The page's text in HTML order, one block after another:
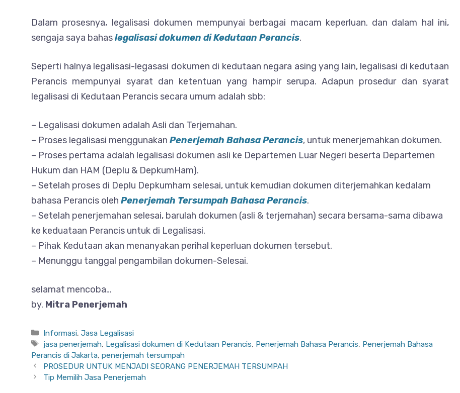
Dalam prosesnya, legalisasi dokumen mempunyai berbagai macam keperluan. dan dalam hal ini,
sengaja saya bahaslegalisasi dokumen di Kedutaan Perancis.
Seperti halnya legalisasi-legasasi dokumen di kedutaan negara asing yang lain, legalisasi di kedutaan
Perancis mempunyai syarat dan ketentuan yang hampir serupa. Adapun prosedur dan syarat
legalisasi di Kedutaan Perancis secara umum adalah sbb:
– Legalisasi dokumen adalah Asli dan Terjemahan.
– Proses legalisasi menggunakan Penerjemah Bahasa Perancis, untuk menerjemahkan dokumen.
– Proses pertama adalah legalisasi dokumen asli ke Departemen Luar Negeri beserta Departemen
Hukum dan HAM (Deplu & DepkumHam).
– Setelah proses di Deplu Depkumham selesai, untuk kemudian dokumen diterjemahkan kedalam
bahasa Perancis oleh Penerjemah Tersumpah Bahasa Perancis.
– Setelah penerjemahan selesai, barulah dokumen (asli & terjemahan) secara bersama-sama dibawa
ke keduataan Perancis untuk di Legalisasi.
– Pihak Kedutaan akan menanyakan perihal keperluan dokumen tersebut.
– Menunggu tanggal pengambilan dokumen-Selesai.
selamat mencoba…
by. Mitra Penerjemah
Categories
Informasi,Jasa Legalisasi
Tags
jasa penerjemah, Legalisasi dokumen di Kedutaan Perancis, Penerjemah Bahasa Perancis, Penerjemah Bahasa
Perancis di Jakarta, penerjemah tersumpah
PROSEDUR UNTUK MENJADI SEORANG PENERJEMAH TERSUMPAH
Tip Memilih Jasa Penerjemah